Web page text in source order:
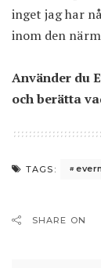
inget jag har
inom den
Använder du
och berätta
TAGS:
SHARE ON